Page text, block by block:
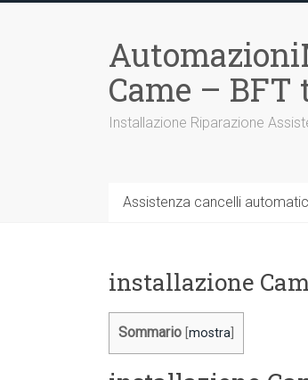
Came –
Installazione Riparazione
Assistenza cancelli
installazione
Sommario mostra